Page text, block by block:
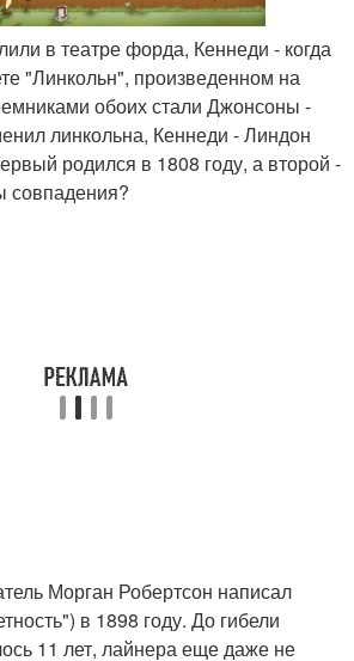
в театре форда, Кеннеди - когда
"Линкольн", произведенном на
обоих стали Джонсоны -
линкольна, Кеннеди - Линдон
родился в 1808 году, а второй -
совпадения?
Морган Робертсон написал
в 1898 году. До гибели
11 лет, лайнера еще даже не